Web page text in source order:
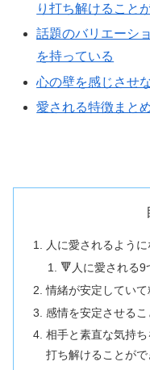
り打ち解けること
話題のバリエーシ
を持っている
心の壁を感じさせ
愛される特徴まと
人に愛されるよう
🔻人に愛される9
情緒が安定してい
感情を安定させる
相手と素直な気持
打ち解けることがで